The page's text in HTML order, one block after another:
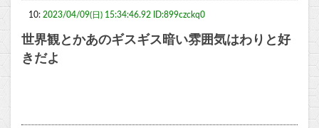
10: 2023/04/09(日) 15:34:46.92 ID:899czckq0
世界観とかあのギスギス暗い雰囲気はわりと好
きだよ